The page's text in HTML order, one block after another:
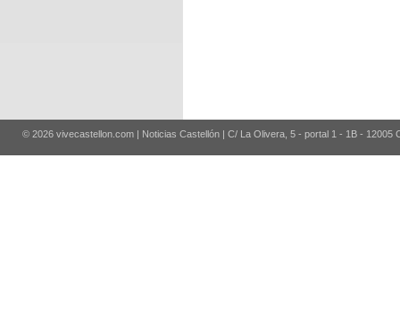
© 2026 vivecastellon.com | Noticias Castellón | C/ La Olivera, 5 - portal 1 - 1B - 12005